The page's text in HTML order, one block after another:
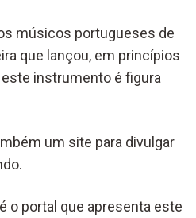
músicos portugueses de
que lançou, em princípios
instrumento é figura
um site para divulgar
é o portal que apresenta este